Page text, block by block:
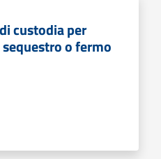
custodia per
o fermo